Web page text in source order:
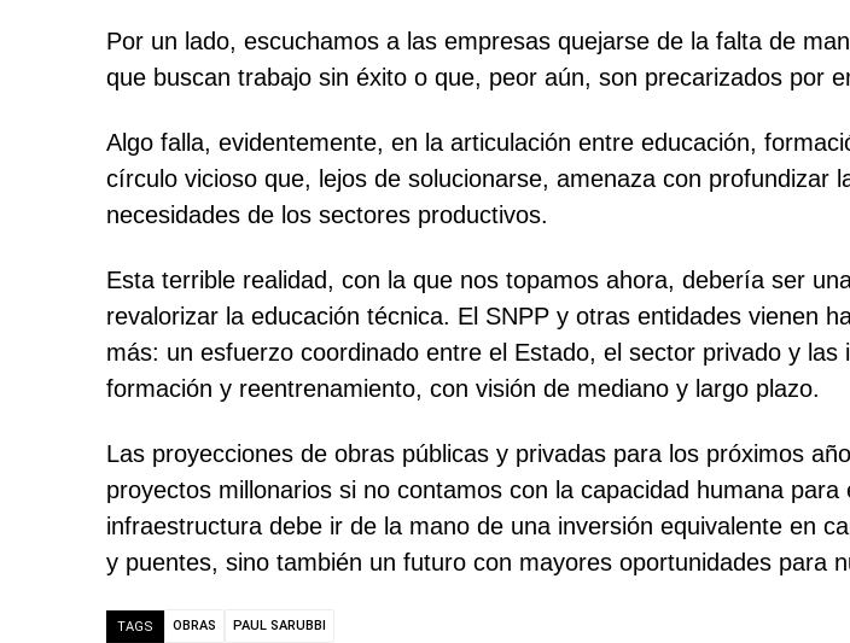
Por un lado, escuchamos a las empresas quejarse de la falta de
que buscan trabajo sin éxito o que, peor aún, son precarizados por
Algo falla, evidentemente, en la articulación entre educación,
círculo vicioso que, lejos de solucionarse, amenaza con profundizar
necesidades de los sectores productivos.
Esta terrible realidad, con la que nos topamos ahora, debería ser
revalorizar la educación técnica. El SNPP y otras entidades vienen
más: un esfuerzo coordinado entre el Estado, el sector privado y
formación y reentrenamiento, con visión de mediano y largo plazo.
Las proyecciones de obras públicas y privadas para los próximos
proyectos millonarios si no contamos con la capacidad humana
infraestructura debe ir de la mano de una inversión equivalente en
y puentes, sino también un futuro con mayores oportunidades para
TAGS OBRAS PAUL SARUBBI